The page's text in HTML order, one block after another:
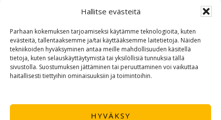
Hallitse evästeitä
Parhaan kokemuksen tarjoamiseksi käytämme teknologioita, kuten
evästeitä, tallentaaksemme ja/tai käyttääksemme laitetietoja. Näiden
tekniikoiden hyväksyminen antaa meille mahdollisuuden käsitellä
tietoja, kuten selauskäyttäytymistä tai yksilöllisiä tunnuksia tällä
sivustolla. Suostumuksen jättäminen tai peruuttaminen voi vaikuttaa
haitallisesti tiettyihin ominaisuuksiin ja toimintoihin.
HYVÄKSY
040 532 4970
0400 534 595